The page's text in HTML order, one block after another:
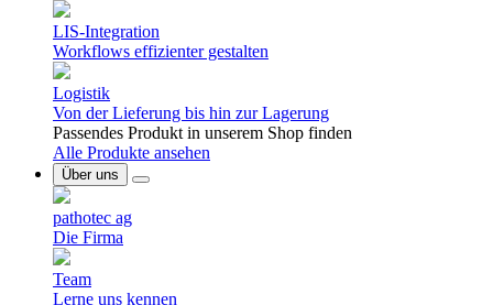
LIS-Integration
Workflows effizienter gestalten
Logistik
Von der Lieferung bis hin zur Lagerung
Passendes Produkt in unserem Shop finden
Alle Produkte ansehen
Über uns
pathotec ag
Die Firma
Team
Lerne uns kennen